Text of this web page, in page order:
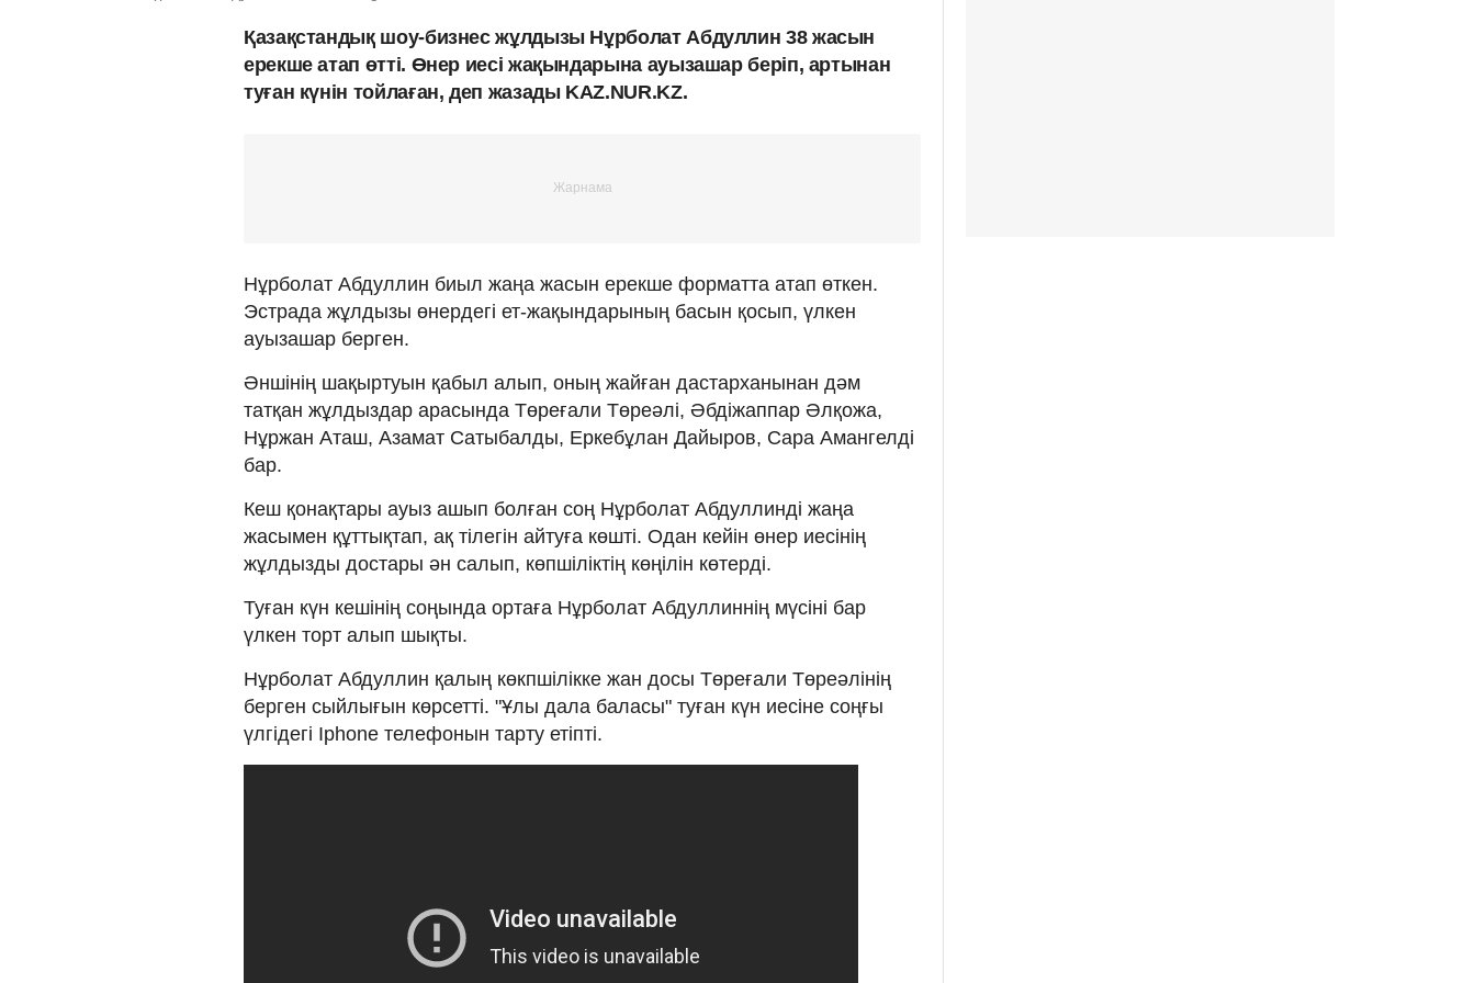
Қазақстандық шоу-бизнес жұлдызы Нұрболат Абдуллин 38 жасын
ерекше атап өтті. Өнер иесі жақындарына ауызашар беріп, артынан
туған күнін тойлаған, деп жазады KAZ.NUR.KZ.
Нұрболат Абдуллин биыл жаңа жасын ерекше форматта атап өткен.
Эстрада жұлдызы өнердегі ет-жақындарының басын қосып, үлкен
ауызашар берген.
Әншінің шақыртуын қабыл алып, оның жайған дастарханынан дәм
татқан жұлдыздар арасында Төреғали Төреәлі, Әбдіжаппар Әлқожа,
Нұржан Аташ, Азамат Сатыбалды, Еркебұлан Дайыров, Сара Амангелді
бар.
Кеш қонақтары ауыз ашып болған соң Нұрболат Абдуллинді жаңа
жасымен құттықтап, ақ тілегін айтуға көшті. Одан кейін өнер иесінің
жұлдызды достары ән салып, көпшіліктің көңілін көтерді.
Туған күн кешінің соңында ортаға Нұрболат Абдуллиннің мүсіні бар
үлкен торт алып шықты.
Нұрболат Абдуллин қалың көкпшілікке жан досы Төреғали Төреәлінің
берген сыйлығын көрсетті. "Ұлы дала баласы" туған күн иесіне соңғы
үлгідегі Iphone телефонын тарту етіпті.